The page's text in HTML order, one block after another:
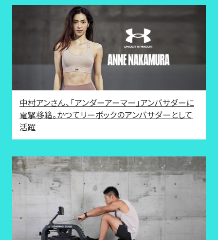
中村アンさん、「アンダーアーマー」アンバサダーに
電撃移籍。かつてリーボックのアンバサダーとして
活躍